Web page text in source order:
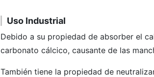
Uso Industrial
Debido a su propiedad de absorber el
carbonato cálcico, causante de las
También tiene la propiedad de